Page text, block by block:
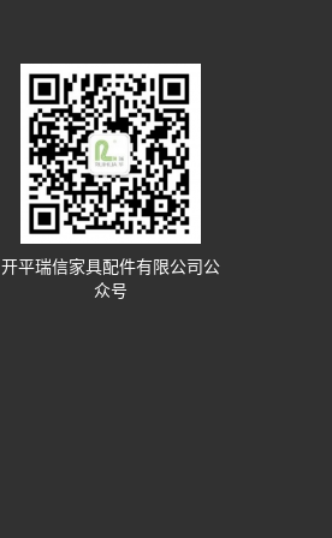
开平瑞信家具配件有限公司公
众号